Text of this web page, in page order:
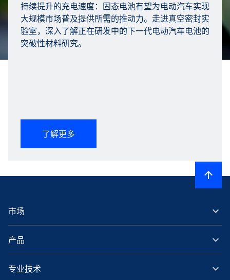
持续提升的充电速度：固态电池有望为电动汽车实现
大规模市场普及提供所需的推动力。走进真空密封实
验室，深入了解正在研发中的下一代电动汽车电池的
突破性材料研究。
了解更多
市场
产品
专业技术